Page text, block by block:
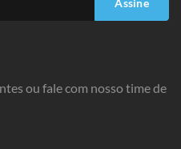
Assine
ou fale com nosso time de